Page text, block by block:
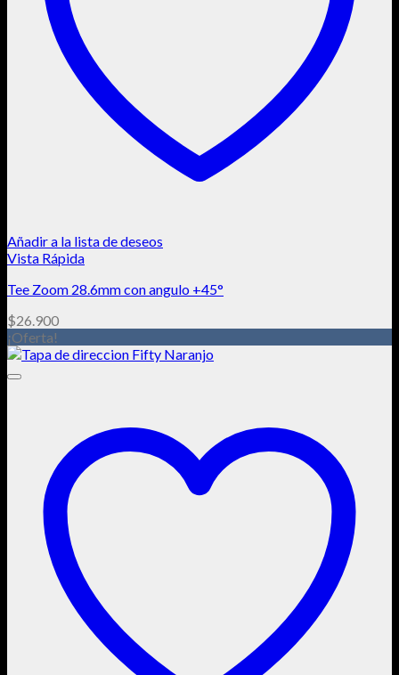
Añadir a la lista de deseos
Vista Rápida
Tee Zoom 28.6mm con angulo +45°
$26.900
¡Oferta!